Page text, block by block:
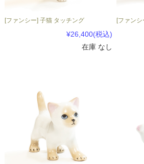
[ファンシー] 子猫 タッチング
¥26,400(税込)
在庫 なし
[ファン